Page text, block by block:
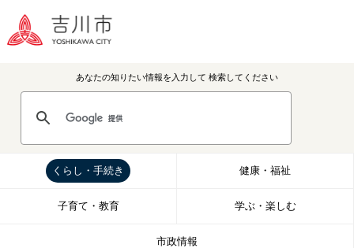
あなたの知りたい情報を入力して 検索してください
くらし・手続き 健康・福祉
子育て・教育 学ぶ・楽しむ
市政情報